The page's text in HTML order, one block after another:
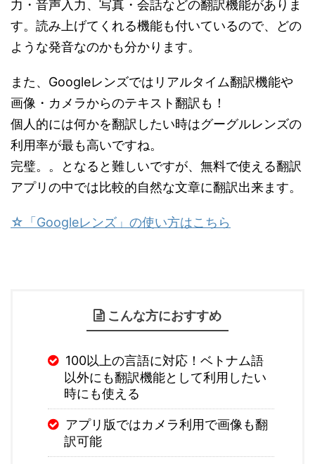
力・音声入力、写真・会話などの翻訳機能がありま
す。読み上げてくれる機能も付いているので、どの
ような発音なのかも分かります。
また、Googleレンズではリアルタイム翻訳機能や
画像・カメラからのテキスト翻訳も！
個人的には何かを翻訳したい時はグーグルレンズの
利用率が最も高いですね。
完璧。。となると難しいですが、無料で使える翻訳
アプリの中では比較的自然な文章に翻訳出来ます。
☆「Googleレンズ」の使い方はこちら
こんな方におすすめ
100以上の言語に対応！ベトナム語
以外にも翻訳機能として利用したい
時にも使える
アプリ版ではカメラ利用で画像も翻
訳可能